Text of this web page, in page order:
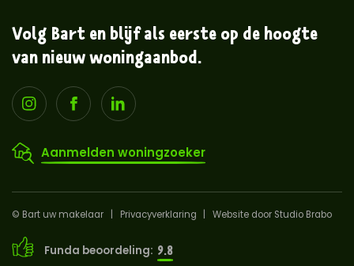
Volg Bart en blijf als eerste op de hoogte
van nieuw woningaanbod.
Aanmelden woningzoeker
© Bart uw makelaar Privacyverklaring Website door Studio Brabo
Funda beoordeling: 9.8